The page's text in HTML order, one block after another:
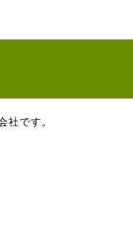
社です。